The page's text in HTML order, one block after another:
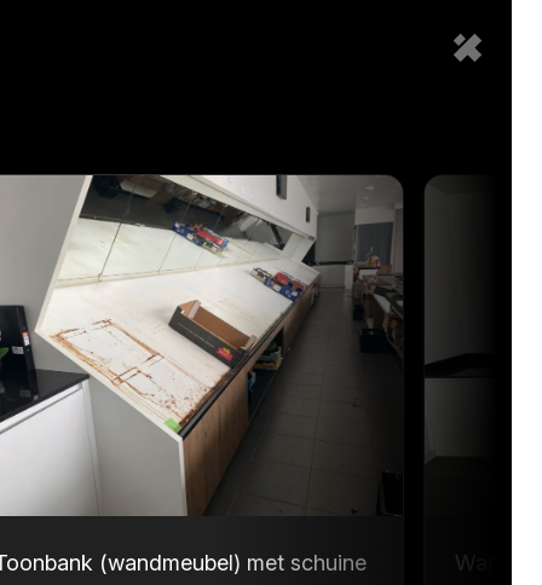
(wandmeubel) met schuine